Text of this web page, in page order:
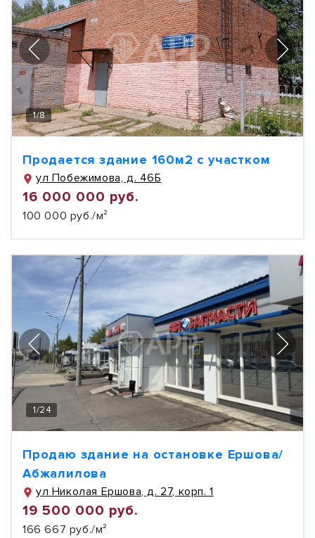
1/8
Продается здание 160м2 с участком
ул Побежимова, д. 46Б
16 000 000 руб.
100 000 руб./м²
1/24
Продаю здание на остановке Ершова/
Абжалилова
ул Николая Ершова, д. 27, корп. 1
19 500 000 руб.
166 667 руб./м²